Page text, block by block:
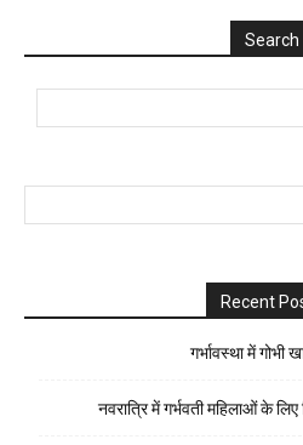
Search
Recent
गर्भावस्था में गोभी
नवरात्रि में गर्भवती महिलाओं के